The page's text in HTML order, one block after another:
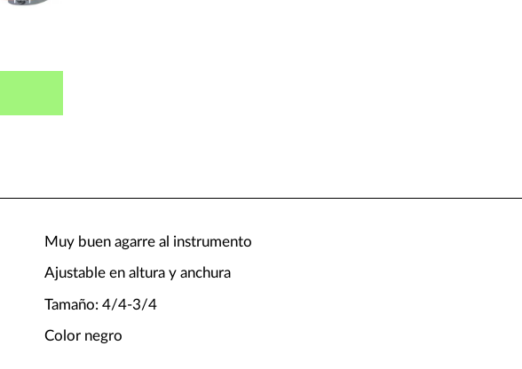
Muy buen agarre al instrumento
Ajustable en altura y anchura
Tamaño: 4/4-3/4
Color negro